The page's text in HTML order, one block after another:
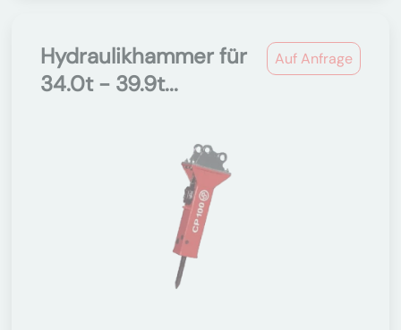
Auf Anfrage
Hydraulikhammer für
34.0t - 39.9t...